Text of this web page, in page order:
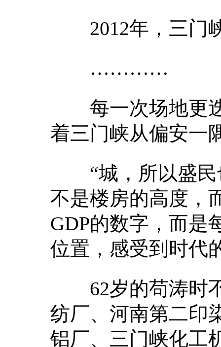
2012年，三门峡
…………
每一次场地更迭
着三门峡从偏安一
“城，所以盛民
不是楼房的高度，
GDP的数字，而是
位置，感受到时代
62岁的苟涛时不
纺厂、河南第二印
铝厂、三门峡化工